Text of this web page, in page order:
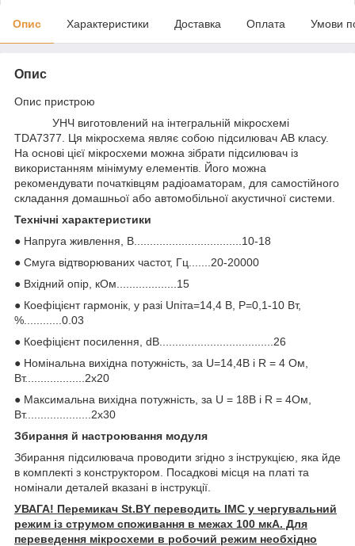
Опис Характеристики Доставка Оплата Умови
Опис
Опис пристрою
УНЧ виготовлений на інтегральній мікросхемі
TDA7377. Ця мікросхема являє собою підсилювач AB класу.
На основі цієї мікросхеми можна зібрати підсилювач із
використанням мінімуму елементів. Його можна
рекомендувати початківцям радіоаматорам, для самостійного
складання домашньої або автомобільної акустичної системи.
Технічні характеристики
● Напруга живлення, В..................................10-18
● Смуга відтворюваних частот, Гц.......20-20000
● Вхідний опір, кОм...................15
● Коефіцієнт гармонік, у разі Uпіта=14,4 В, Р=0,1-10 Вт,
%............0.03
● Коефіцієнт посилення, dB....................................26
● Номінальна вихідна потужність, за U=14,4B i R = 4 Ом,
Вт...................2x20
● Максимальна вихідна потужність, за U = 18B i R = 4Ом,
Вт.....................2x30
Збирання й настроювання модуля
Збирання підсилювача проводити згідно з інструкцією, яка йде
в комплекті з конструктором. Посадкові місця на платі та
номінали деталей вказані в інструкції.
УВАГА! Перемикач St.BY переводить ІМС у чергувальний
режим із струмом споживання в межах 100 мкА. Для
переведення мікросхеми в робочий режим необхідно